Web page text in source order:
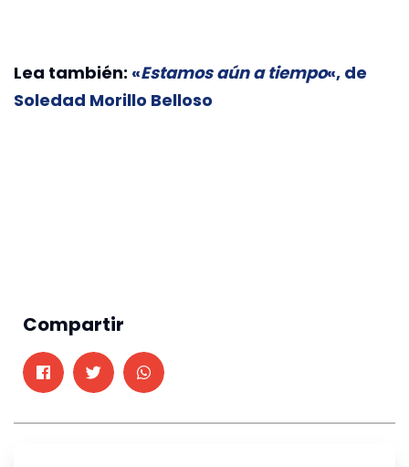
Lea también: «Estamos aún a tiempo«, de
Soledad Morillo Belloso
Compartir